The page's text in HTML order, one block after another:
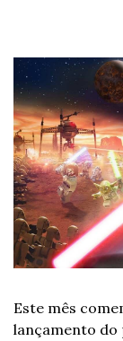
Este mês
lançamento do